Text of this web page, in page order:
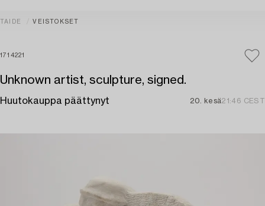
TAIDE VEISTOKSET
1714221
Unknown artist, sculpture, signed.
Huutokauppa päättynyt 20. kesä21:46 CEST